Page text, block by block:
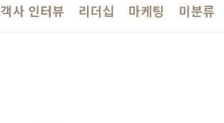
사 인터뷰 리더십 마케팅 미분류